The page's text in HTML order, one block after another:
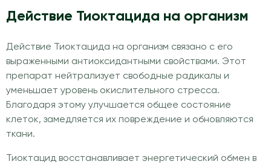
Действие Тиоктацида на организм
Действие Тиоктацида на организм связано с его
выраженными антиоксидантными свойствами. Этот
препарат нейтрализует свободные радикалы и
уменьшает уровень окислительного стресса.
Благодаря этому улучшается общее состояние
клеток, замедляется их повреждение и обновляются
ткани.
Тиоктацид восстанавливает энергетический обмен в